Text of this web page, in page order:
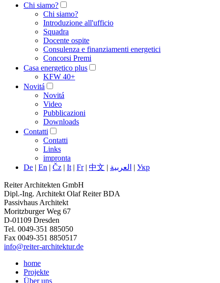
Chi siamo?
Chi siamo?
Introduzione all'ufficio
Squadra
Docente ospite
Consulenza e finanziamenti energetici
Concorsi Premi
Casa energetico plus
KFW 40+
Novitá
Novitá
Video
Pubblicazioni
Downloads
Contatti
Contatti
Links
impronta
De | En | Čz | It | Fr| 中文 | العربية | Укр
Reiter Architekten GmbH
Dipl.-Ing. Architekt Olaf Reiter BDA
Passivhaus Architekt
Moritzburger Weg 67
D-01109 Dresden
Tel. 0049-351 885050
Fax 0049-351 8850517
info@reiter-architektur.de
home
Projekte
Über uns